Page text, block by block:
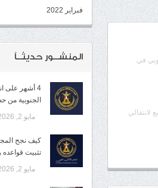
في
لانتقالي
فبراير 2022
المنشــور حديثــاً
4 أشهر على
الجنوبية
مايو 2, 2026
كيف نجح
تثبيت
مايو 2, 2026